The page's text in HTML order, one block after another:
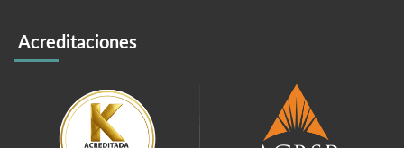
Acreditaciones